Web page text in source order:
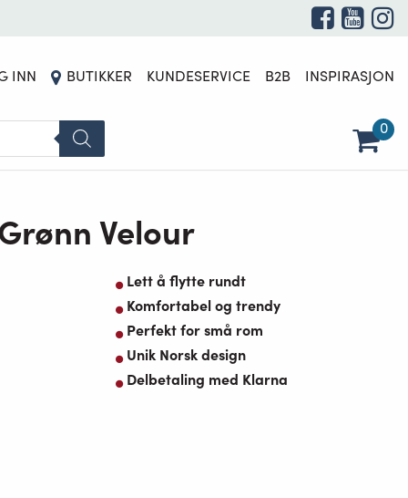
INN BUTIKKER KUNDESERVICE B2B INSPIRASJON
0
Velour
Lett å flytte rundt
Komfortabel og trendy
Perfekt for små rom
Unik Norsk design
Delbetaling med Klarna
UTSOLGT